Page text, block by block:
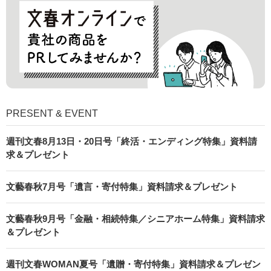
PRESENT & EVENT
週刊文春8月13日・20日号「終活・エンディング特集」資料請
求＆プレゼント
文藝春秋7月号「遺言・寄付特集」資料請求＆プレゼント
文藝春秋9月号「金融・相続特集／シニアホーム特集」資料請求
＆プレゼント
週刊文春WOMAN夏号「遺贈・寄付特集」資料請求＆プレゼン